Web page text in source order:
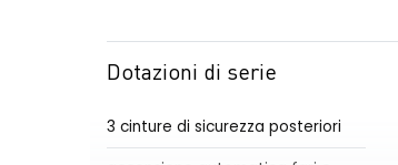
Dotazioni di serie
3 cinture di sicurezza posteriori